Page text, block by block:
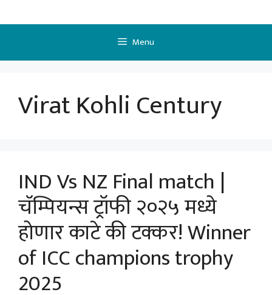
to
Menu
Virat Kohli Century
IND Vs NZ Final match |
चॅम्पियन्स ट्रॉफी २०२५ मध्ये
होणार काटे की टक्कर! Winner
of ICC champions trophy
2025